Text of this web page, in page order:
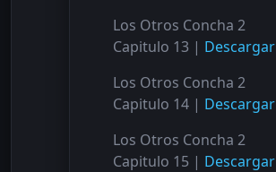
Los Otros Concha 2
Capitulo 13 | Descargar
Los Otros Concha 2
Capitulo 14 | Descargar
Los Otros Concha 2
Capitulo 15 | Descargar